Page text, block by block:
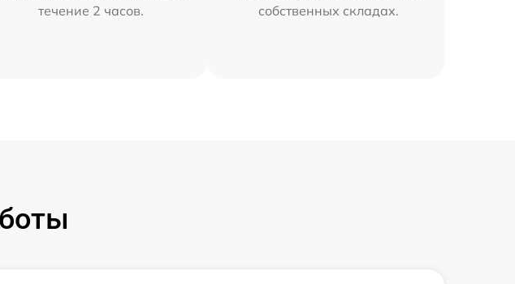
течение 2 часов.
собственных складах.